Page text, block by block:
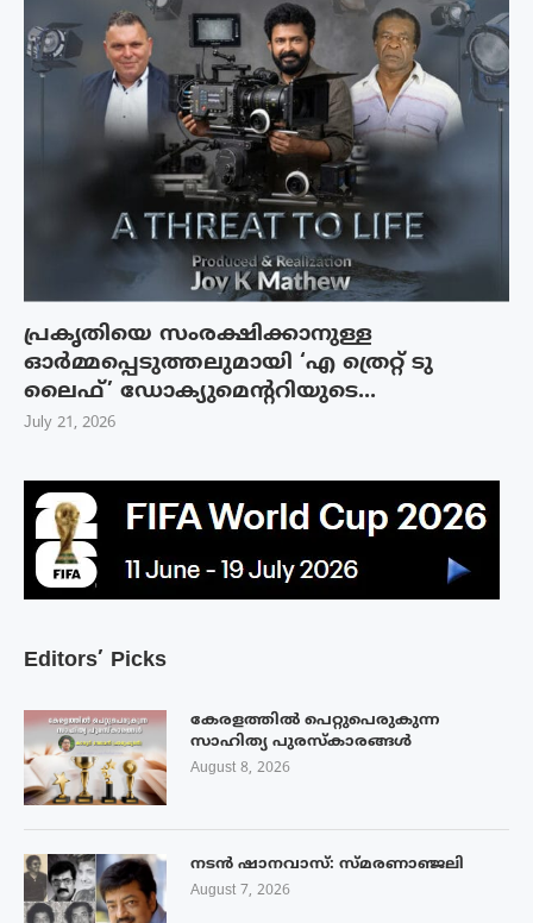
Editors’ Picks
കേരളത്തിൽ പെറ്റുപെരുകുന്ന
സാഹിത്യ പുരസ്‌കാരങ്ങൾ
August 8, 2026
നടൻ ഷാനവാസ്: സ്മരണാഞ്ജലി
August 7, 2026
പ്രകൃതിയെ സംരക്ഷിക്കാനുള്ള
ഓർമ്മപ്പെടുത്തലുമായി ‘എ ത്രെറ്റ് ടു
ലൈഫ്’ ഡോക്യുമെന്ററിയുടെ...
July 21, 2026